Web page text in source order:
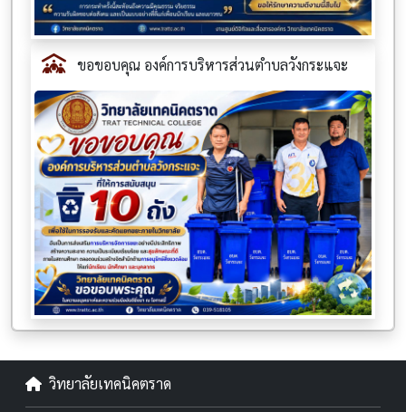
ขอขอบคุณ องค์การบริหารส่วนตำบลวังกระแจะ
วิทยาลัยเทคนิคตราด